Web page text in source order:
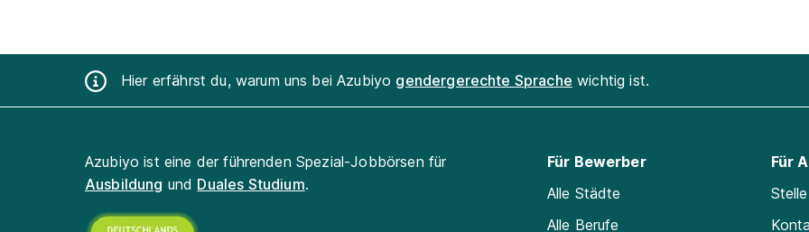
Hier erfährst du, warum uns bei Azubiyo gendergerechte Sprache wichtig ist.
Azubiyo ist eine der führenden Spezial-Jobbörsen für
Ausbildung und Duales Studium.
Für Bewerber
Alle Städte
Alle Berufe
Für